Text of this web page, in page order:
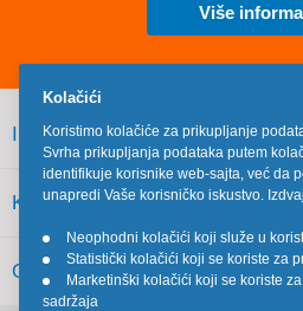
Više
INFORMACIJE
KORISNIČKI SERVIS
OSTALO
Kolačići
Koristimo kolačiće za prikupljanje
Svrha prikupljanja podataka putem
identifikuje korisnike web-sajta, već da
unapredi Vaše korisničko iskustvo.
•
Neophodni kolačići koji služe u
•
Statistički kolačići koji se koriste za
•
Marketinški kolačići koji se koriste
sadržaja